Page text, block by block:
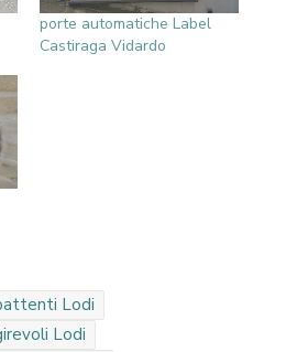
porte automatiche Label
Castiraga Vidardo
Lodi
Lodi